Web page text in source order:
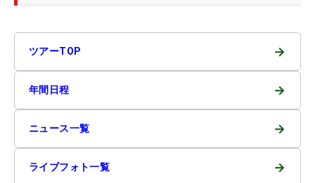
ツアーTOP →
年間日程 →
ニュース一覧 →
ライブフォト一覧 →